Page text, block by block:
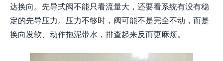
达换向。先导式阀不能只看流量大，还要看系统有没有稳
定的先导压力。压力不够时，阀可能不是完全不动，而是
换向发软、动作拖泥带水，排查起来反而更麻烦。